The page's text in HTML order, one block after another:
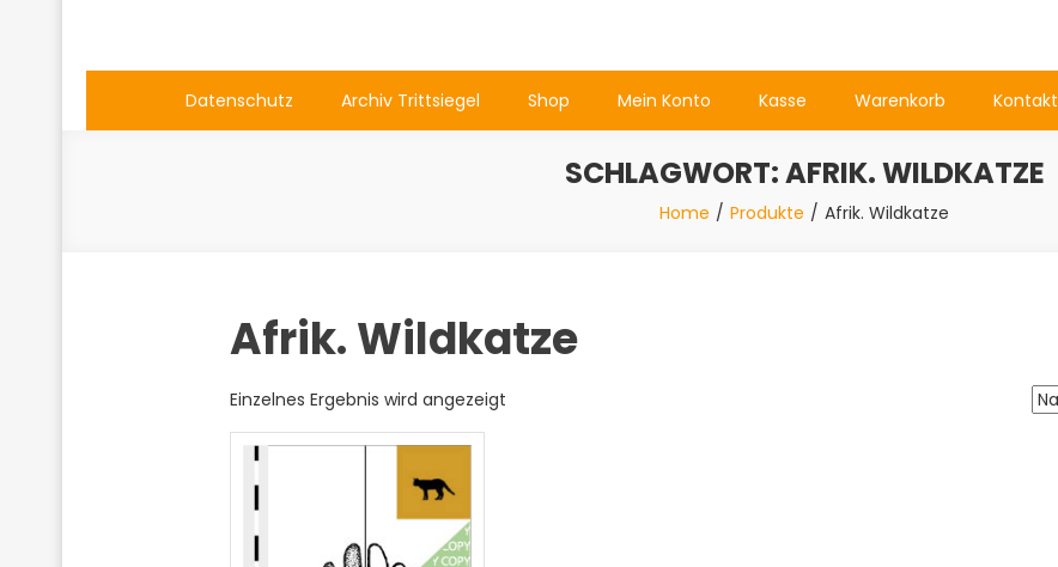
Datenschutz Archiv Trittsiegel Shop Mein Konto Kasse Warenkorb Kontakt
SCHLAGWORT:AFRIK. WILDKATZE
Home Produkte Afrik. Wildkatze
Afrik. Wildkatze
Einzelnes Ergebnis wird angezeigt